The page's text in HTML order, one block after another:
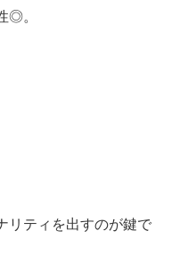
◎。
リティを出すのが鍵で